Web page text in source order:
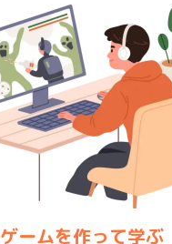
ゲームを作って学ぶ